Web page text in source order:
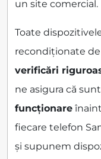
un site comercial.
Toate
recondiționate
verificări
ne asigura că
funcționare
fiecare telefon
și supunem